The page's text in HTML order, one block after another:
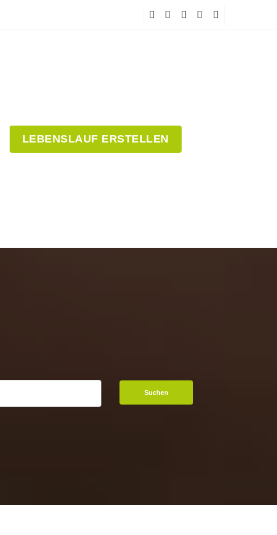
LEBENSLAUF ERSTELLEN
Suchen